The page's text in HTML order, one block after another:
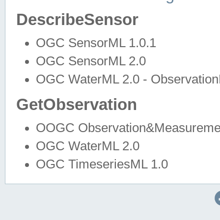
DescribeSensor
OGC SensorML 1.0.1
OGC SensorML 2.0
OGC WaterML 2.0 -
GetObservation
OOGC
OGC WaterML 2.0
OGC TimeseriesML 1.0